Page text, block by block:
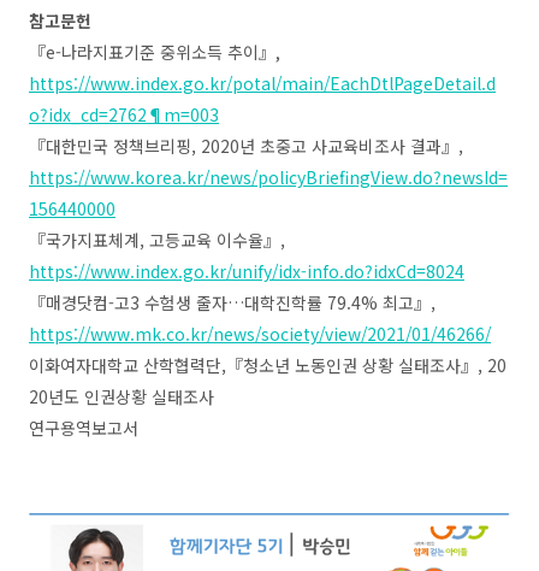
참고문헌
『e-나라지표기준 중위소득 추이』 ,
https://www.index.go.kr/potal/main/EachDtlPageDetail.d
o?idx_cd=2762¶m=003
『대한민국 정책브리핑, 2020년 초중고 사교육비조사 결과』 ,
https://www.korea.kr/news/policyBriefingView.do?newsId=
156440000
『국가지표체계, 고등교육 이수율』 ,
https://www.index.go.kr/unify/idx-info.do?idxCd=8024
『매경닷컴-고3 수험생 줄자…대학진학률 79.4% 최고』 ,
https://www.mk.co.kr/news/society/view/2021/01/46266/
이화여자대학교 산학협력단, 『청소년 노동인권 상황 실태조사』 , 20
20년도 인권상황 실태조사
연구용역보고서